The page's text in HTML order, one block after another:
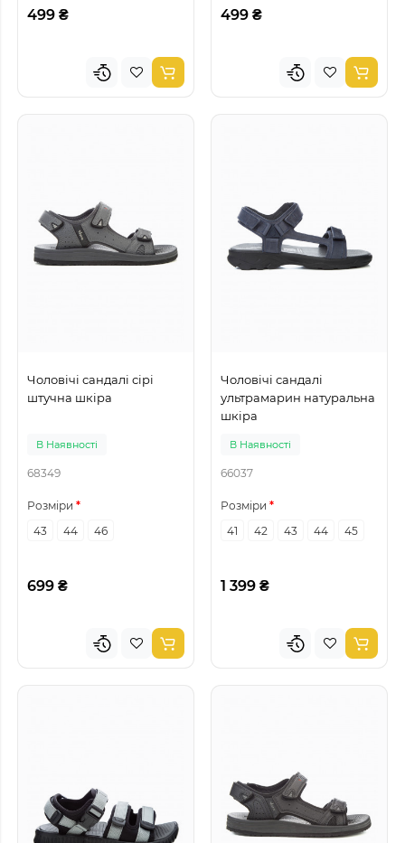
499 ₴ 499 ₴
Чоловічі сандалі сірі
штучна шкіра
В Наявності
68349
Розміри
43
44 46
699 ₴
Чоловічі сандалі
ультрамарин натуральна
шкіра
В Наявності
66037
Розміри
41
42 43 44 45
1 399 ₴